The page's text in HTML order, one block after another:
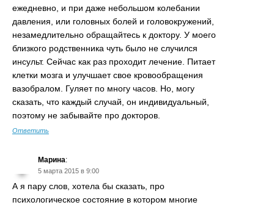
ежедневно, и при даже небольшом колебании
давления, или головных болей и головокружений,
незамедлительно обращайтесь к доктору. У моего
близкого родственника чуть было не случился
инсульт. Сейчас как раз проходит лечение. Питает
клетки мозга и улучшает свое кровообращения
вазобралом. Гуляет по многу часов. Но, могу
сказать, что каждый случай, он индивидуальный,
поэтому не забывайте про докторов.
Ответить
Марина:
5 марта 2015 в 9:00
А я пару слов, хотела бы сказать, про
психологическое состояние в котором многие